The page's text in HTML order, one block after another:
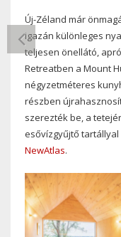
Új-Zéland már
igazán különleges
teljesen önellátó,
Retreatben a Mount
négyzetméteres
részben
szerezték be, a
esővízgyűjtő tartállyal
NewAtlas.
PREVIOUS